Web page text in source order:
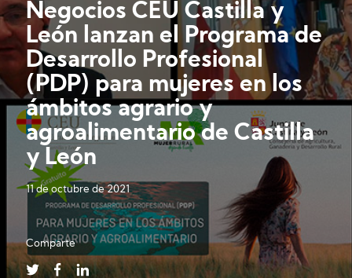
Negocios CEU Castilla y
León lanzan el Programa de
Desarrollo Profesional
(PDP) para mujeres en los
ámbitos agrario y
agroalimentario de Castilla
y León
11 de octubre de 2021
Comparte